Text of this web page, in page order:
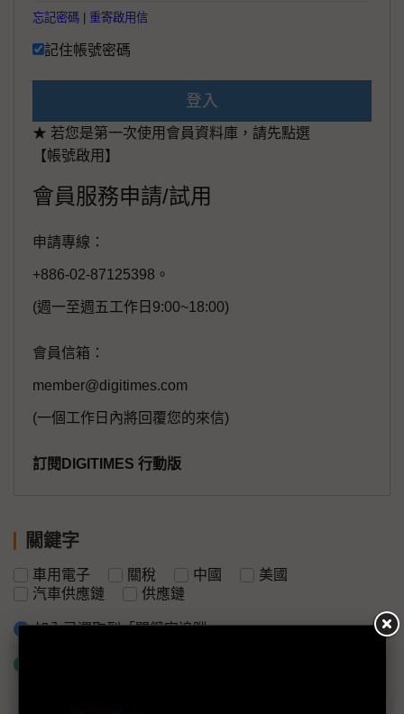
忘記密碼 重寄啟用信
記住帳號密碼
登入
★ 若您是第一次使用會員資料庫，請先點選
【帳號啟用】
會員服務申請/試用
申請專線：
+886-02-87125398。
(週一至週五工作日9:00~18:00)
會員信箱：
member@digitimes.com
(一個工作日內將回覆您的來信)
訂閱DIGITIMES 行動版
關鍵字
車用電子 關稅 中國
美國
汽車供應鏈
供應鏈
加入已選取到「關鍵字追蹤」